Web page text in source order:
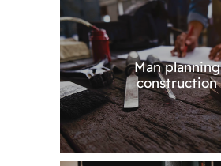
Man planning
construction